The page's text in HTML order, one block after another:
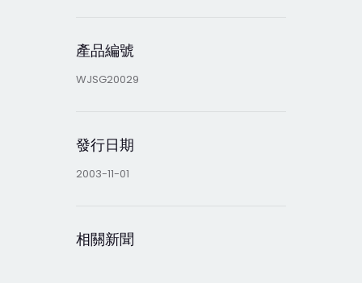
產品編號
WJSG20029
發行日期
2003-11-01
相關新聞